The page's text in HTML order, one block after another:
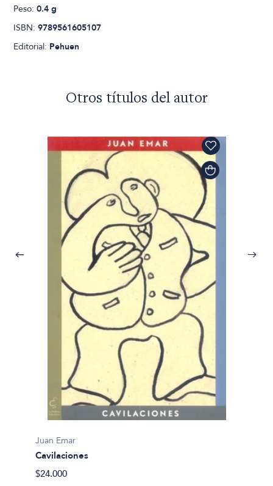
Peso:0.4 g
ISBN:9789561605107
Editorial: Pehuen
Otros títulos del autor
Juan Emar
Cavilaciones
$24.000